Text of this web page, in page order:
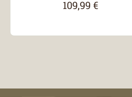
Regulärer Preis:
109,99 €